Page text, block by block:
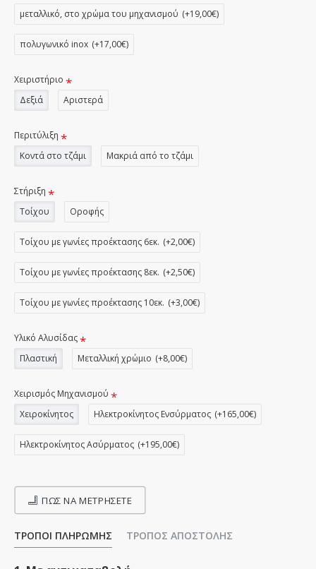
μεταλλικό, στο χρώμα του μηχανισμού (+19,00€)
πολυγωνικό inox (+17,00€)
Χειριστήριο
Δεξιά
Αριστερά
Περιτύλιξη
Κοντά στο τζάμι
Μακριά από το τζάμι
Στήριξη
Τοίχου
Οροφής
Τοίχου με γωνίες προέκτασης 6εκ. (+2,00€)
Τοίχου με γωνίες προέκτασης 8εκ. (+2,50€)
Τοίχου με γωνίες προέκτασης 10εκ. (+3,00€)
Υλικό Αλυσίδας
Πλαστική
Μεταλλική χρώμιο (+8,00€)
Χειρισμός Μηχανισμού
Χειροκίνητος
Ηλεκτροκίνητος Ενσύρματος (+165,00€)
Ηλεκτροκίνητος Ασύρματος (+195,00€)
ΠΩΣ ΝΑ ΜΕΤΡΉΣΕΤΕ
ΤΡΌΠΟΙ ΠΛΗΡΩΜΉΣ ΤΡΌΠΟΣ ΑΠΟΣΤΟΛΉΣ